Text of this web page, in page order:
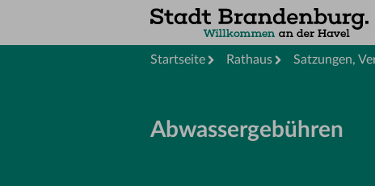
Startseite Rathaus Satzungen,
Abwassergebühren